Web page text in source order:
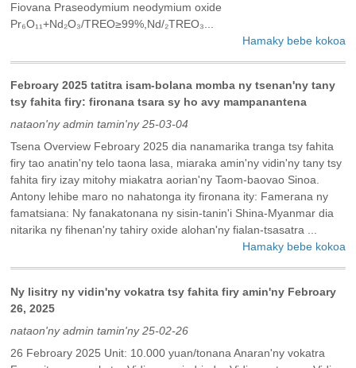
Fiovana Praseodymium neodymium oxide
Pr₆O₁₁+Nd₂O₃/TREO≥99%,Nd/₂TREO₃...
Hamaky bebe kokoa
Febroary 2025 tatitra isam-bolana momba ny tsenan'ny tany
tsy fahita firy: fironana tsara sy ho avy mampanantena
nataon'ny admin tamin'ny 25-03-04
Tsena Overview Febroary 2025 dia nanamarika tranga tsy fahita
firy tao anatin'ny telo taona lasa, miaraka amin'ny vidin'ny tany tsy
fahita firy izay mitohy miakatra aorian'ny Taom-baovao Sinoa.
Antony lehibe maro no nahatonga ity fironana ity: Famerana ny
famatsiana: Ny fanakatonana ny sisin-tanin'i Shina-Myanmar dia
nitarika ny fihenan'ny tahiry oxide alohan'ny fialan-tsasatra ...
Hamaky bebe kokoa
Ny lisitry ny vidin'ny vokatra tsy fahita firy amin'ny Febroary
26, 2025
nataon'ny admin tamin'ny 25-02-26
26 Febroary 2025 Unit: 10.000 yuan/tonana Anaran'ny vokatra